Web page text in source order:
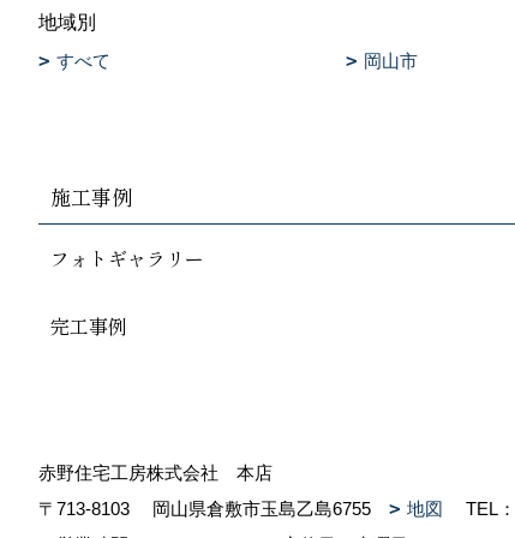
地域別
すべて
岡山市
施工事例
フォトギャラリー
完工事例
赤野住宅工房株式会社 本店
〒713-8103
岡山県倉敷市玉島乙島6755 地図 TEL：